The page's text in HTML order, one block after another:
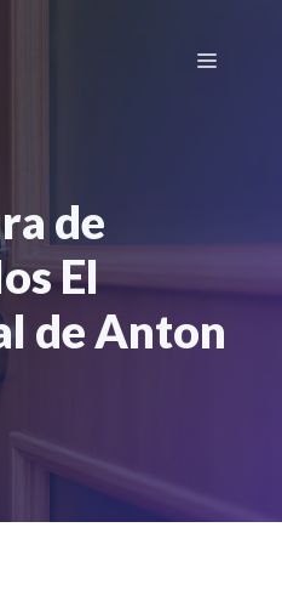
Menú
de
El
de Anton